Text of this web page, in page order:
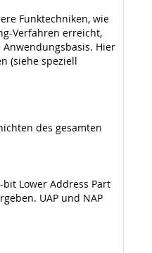
Funktechniken, wie
Verfahren erreicht,
Hier
(siehe speziell
des gesamten
Lower Address Part
UAP und NAP